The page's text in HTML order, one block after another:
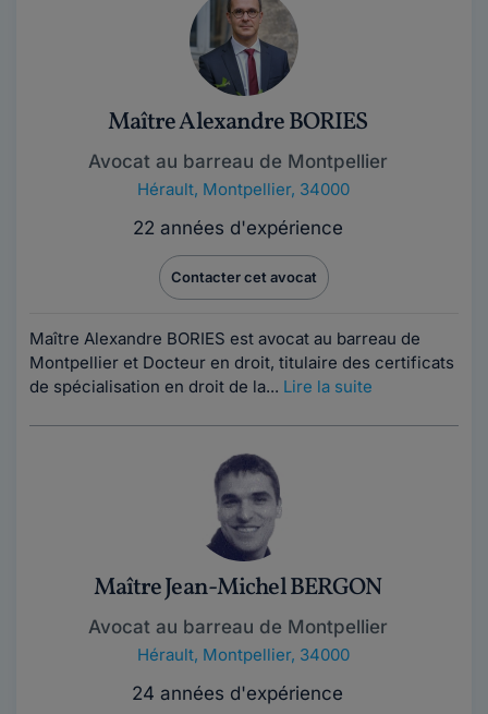
Maître Alexandre BORIES
Avocat au barreau de Montpellier
Hérault, Montpellier, 34000
22 années d'expérience
Contacter cet avocat
Maître Alexandre BORIES est avocat au barreau de
Montpellier et Docteur en droit, titulaire des certificats
de spécialisation en droit de la... Lire la suite
Maître Jean-Michel BERGON
Avocat au barreau de Montpellier
Hérault, Montpellier, 34000
24 années d'expérience